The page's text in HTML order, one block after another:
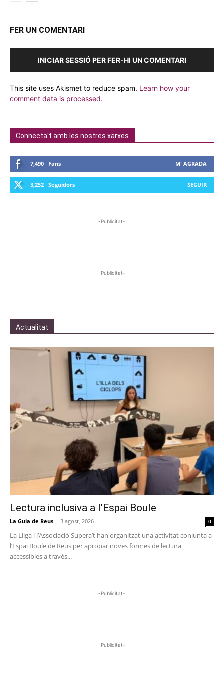
FER UN COMENTARI
INICIAR SESSIÓ PER FER-HI UN COMENTARI
This site uses Akismet to reduce spam. Learn how your
comment data is processed.
Connecta't amb les nostres xarxes
7,490 Fans M' AGRADA
3,252 Seguidors SEGUIR
-Publicitat-
-Publicitat-
Actualitat
Lectura inclusiva a l’Espai Boule
La Guia de Reus - 3 agost, 2026 0
La Lliga i l’Associació Supera’t han organitzat una activitat conjunta a
l’Espai Boule de Reus per apropar noves formes de lectura
accessibles a través...
-Publicitat-
-Publicitat-